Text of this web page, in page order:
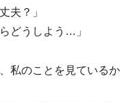
夫？」
どうしよう…」
私のことを見ているか